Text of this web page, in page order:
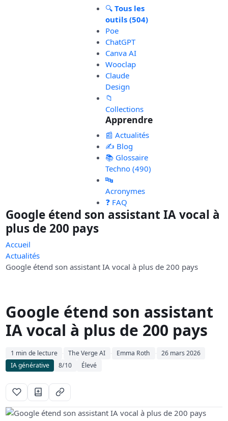
🔍 Tous les
outils (504)
Poe
ChatGPT
Canva AI
Wooclap
Claude
Design
📁
Collections
Apprendre
📰 Actualités
✍️ Blog
📚 Glossaire
Techno (490)
🔤
Acronymes
❓ FAQ
Google étend son assistant IA vocal à
plus de 200 pays
Accueil
Actualités
Google étend son assistant IA vocal à plus de 200 pays
Google étend son assistant
IA vocal à plus de 200 pays
1 min de lecture · The Verge AI · Emma Roth ·
26 mars 2026
IA générative
8/10 Élevé